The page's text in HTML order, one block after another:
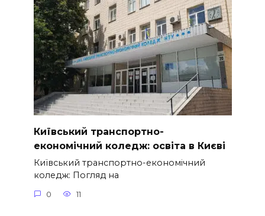
Київський транспортно-
економічний коледж: освіта в Києві
Київський транспортно-економічний
коледж: Погляд на
0 11